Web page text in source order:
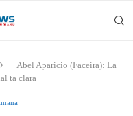
Abel Aparicio (Faceira): La
ta clara